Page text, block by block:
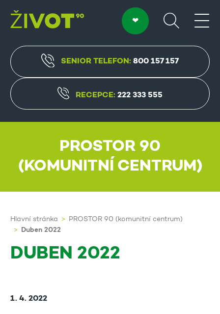
SENIOR TELEFON:800 157 157
RECEPCE:222 333 555
PROSTOR 90
(KOMUNITNÍ CENTRUM)
Hlavní stránka PROSTOR 90 (komunitní centrum)
Duben 2022
DUBEN 2022
1. 4. 2022